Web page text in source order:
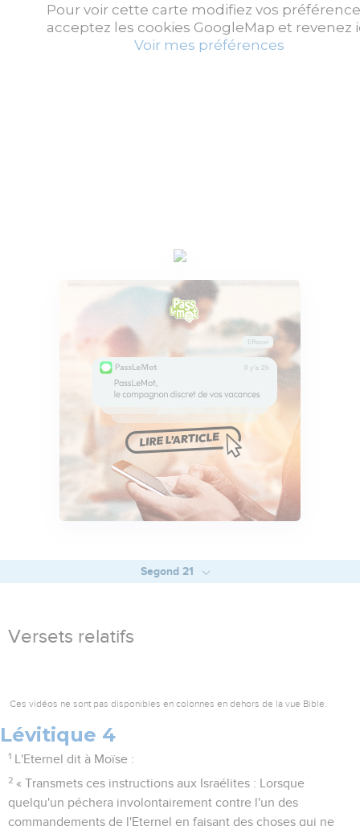
Pour voir cette carte modifiez vos
acceptez les cookies GoogleMap et revenez
Voir mes préférences
Segond 21
Versets relatifs
Ces vidéos ne sont pas disponibles en colonnes en dehors de la vue Bible.
Lévitique 4
1 L'Eternel dit à Moïse :
2 « Transmets ces instructions aux Israélites : Lorsque
quelqu'un péchera involontairement contre l'un des
commandements de l'Eternel en faisant des choses qui ne